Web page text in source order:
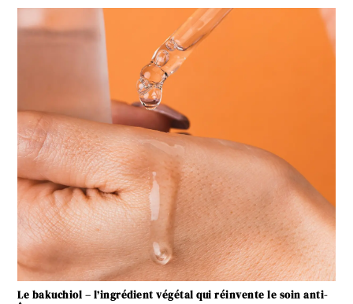
Le bakuchiol – l’ingrédient végétal qui réinvente le soin anti-